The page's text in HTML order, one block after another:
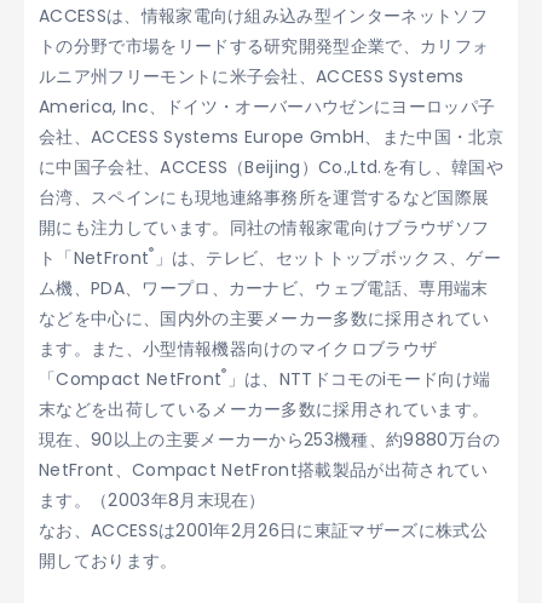
ACCESSは、情報家電向け組み込み型インターネットソフ
トの分野で市場をリードする研究開発型企業で、カリフォ
ルニア州フリーモントに米子会社、ACCESS Systems
America, Inc、ドイツ・オーバーハウゼンにヨーロッパ子
会社、ACCESS Systems Europe GmbH、また中国・北京
に中国子会社、ACCESS（Beijing）Co.,Ltd.を有し、韓国や
台湾、スペインにも現地連絡事務所を運営するなど国際展
開にも注力しています。同社の情報家電向けブラウザソフ
ト「NetFront® 」は、テレビ、セットトップボックス、ゲー
ム機、PDA、ワープロ、カーナビ、ウェブ電話、専用端末
などを中心に、国内外の主要メーカー多数に採用されてい
ます。また、小型情報機器向けのマイクロブラウザ
「Compact NetFront® 」は、NTTドコモのiモード向け端
末などを出荷しているメーカー多数に採用されています。
現在、90以上の主要メーカーから253機種、約9880万台の
NetFront、Compact NetFront搭載製品が出荷されてい
ます。（2003年8月末現在）
なお、ACCESSは2001年2月26日に東証マザーズに株式公
開しております。